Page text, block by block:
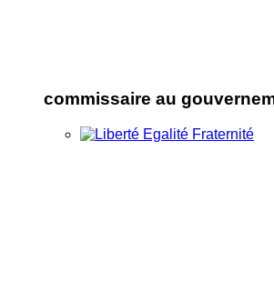
commissaire au